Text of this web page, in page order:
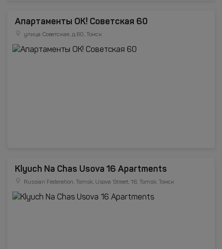
Апартаменты ОК! Советская 60
улица Советская, д.60, Томск
Klyuch Na Chas Usova 16 Apartments
Russian Federation, Tomsk, Usova Street, 16, Tomsk, Томск